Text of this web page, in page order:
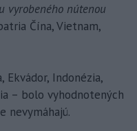
vyrobeného nútenou
Čína, Vietnam,
Ekvádor, Indonézia,
– bolo vyhodnotených
nevymáhajú.